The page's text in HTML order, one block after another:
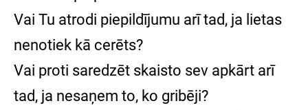
Vai Tu atrodi piepildījumu arī tad, ja lietas
nenotiek kā cerēts?
Vai proti saredzēt skaisto sev apkārt arī
tad, ja nesaņem to, ko gribēji?